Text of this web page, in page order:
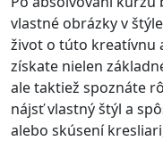
vlastné obrázky v
život o túto kreatívnu
získate nielen
ale taktiež spoznáte
nájsť vlastný štýl a
alebo skúsení